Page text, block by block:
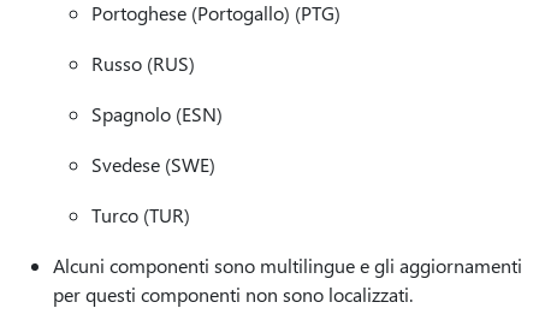
Portoghese (Portogallo) (PTG)
Russo (RUS)
Spagnolo (ESN)
Svedese (SWE)
Turco (TUR)
Alcuni componenti sono multilingue e gli aggiornamenti
per questi componenti non sono localizzati.